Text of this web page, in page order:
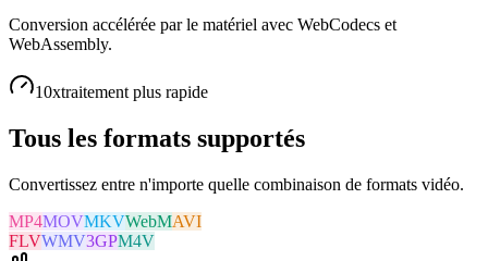
Conversion accélérée par le matériel avec WebCodecs et
WebAssembly.
10xtraitement plus rapide
Tous les formats supportés
Convertissez entre n'importe quelle combinaison de formats vidéo.
MP4MOVMKVWebMAVI
FLVWMV3GPM4V